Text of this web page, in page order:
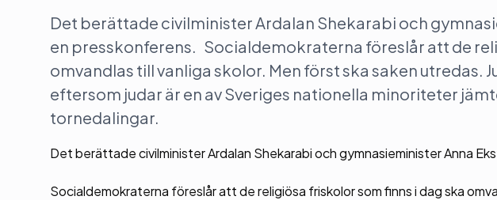
Det berättade civilminister Ardalan Shekarabi och
en presskonferens. Socialdemokraterna föreslår att de
omvandlas till vanliga skolor. Men först ska saken utredas.
eftersom judar är en av Sveriges nationella minoriteter
tornedalingar.
Det berättade civilminister Ardalan Shekarabi och gymnasieminister Anna
Socialdemokraterna föreslår att de religiösa friskolor som finns i dag ska